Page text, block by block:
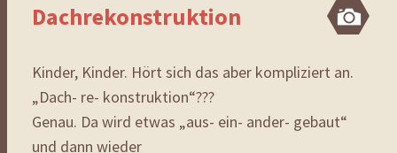
Dachrekonstruktion
Kinder, Kinder. Hört sich das aber kompliziert an.
„Dach- re- konstruktion“???
Genau. Da wird etwas „aus- ein- ander- gebaut“
und dann wieder